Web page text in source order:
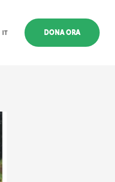
IT DONA ORA